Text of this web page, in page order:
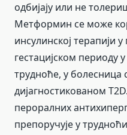
одбијају или не
Метформин се може
инсулинској терапији
гестацијском периоду
трудноће, у болесница
дијагностикованом
пероралних
препоручује у